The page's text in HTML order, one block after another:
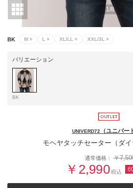
1/8
BK M × L × XL/LL × XXL/3L ×
バリエーション
BK
UNIVERD72（ユニバー
モヘヤタッチセーター（ダイ
通常価格：￥
￥2,990税込